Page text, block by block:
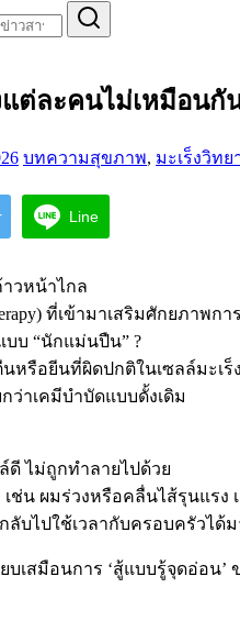
แต่ละคนไม่เหมือนกั
บทความสุขภาพ, มะเร็งวิทย
Line
วหน้าไกล
ที่เข้ามาเสริมศักยภาพก
บ “นักแม่นปืน” ?
หรือยีนที่ผิดปกติในเซลล์มะเร็
ว่าเคมีบำบัดแบบดั้งเดิม
ดี ไม่ถูกทำลายไปด้วย
เช่น ผมร่วงหรือคลื่นไส้รุนแรง
บไปใช้เวลากับครอบครัวได้
ยบเสมือนการ ‘สู้แบบรู้จุดอ่อ